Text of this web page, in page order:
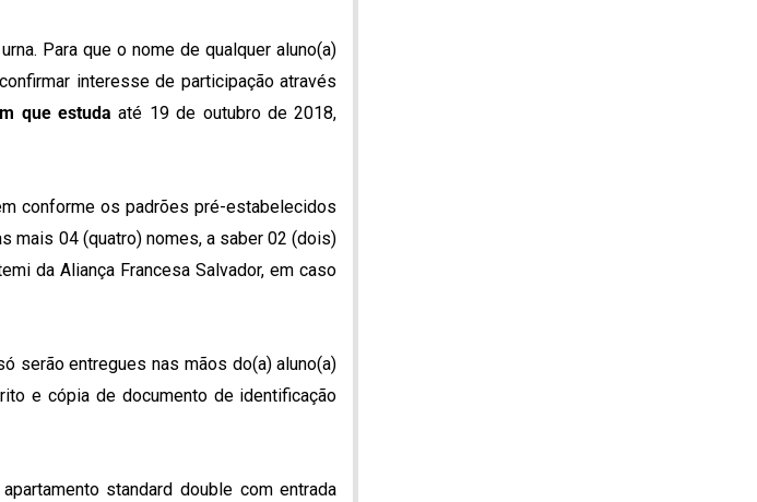
Para que o nome de qualquer aluno(a)
interesse de participação através
que estuda até 19 de outubro de 2018,
conforme os padrões pré-estabelecidos
mais 04 (quatro) nomes, a saber 02 (dois)
da Aliança Francesa Salvador, em caso
serão entregues nas mãos do(a) aluno(a)
e cópia de documento de identificação
standard double com entrada